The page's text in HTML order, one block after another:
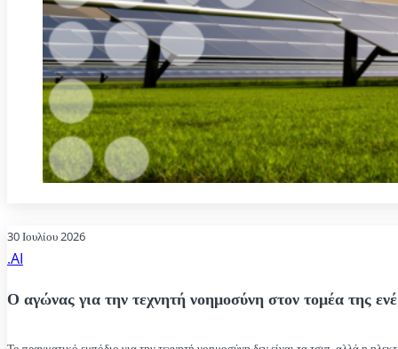
30 Ιουλίου 2026
.AI
Ο αγώνας για την τεχνητή νοημοσύνη στον τομέα της